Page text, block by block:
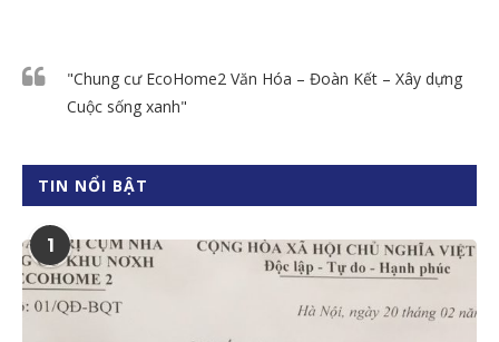
"Chung cư EcoHome2 Văn Hóa – Đoàn Kết – Xây dựng
Cuộc sống xanh"
TIN NỔI BẬT
1